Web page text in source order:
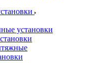
установки